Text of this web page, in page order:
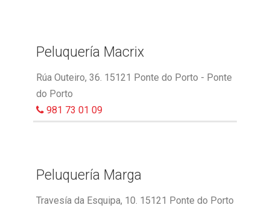
Peluquería Macrix
Rúa Outeiro, 36. 15121 Ponte do Porto - Ponte
do Porto
981 73 01 09
Peluquería Marga
Travesía da Esquipa, 10. 15121 Ponte do Porto